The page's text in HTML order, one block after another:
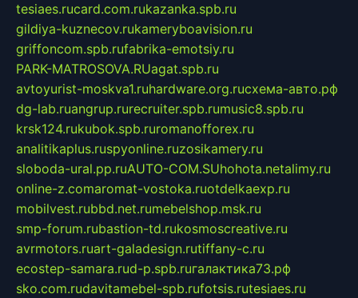
tesiaes.rucard.com.rukazanka.spb.ru
gildiya-kuznecov.rukameryboavision.ru
griffoncom.spb.rufabrika-emotsiy.ru
PARK-MATROSOVA.RUagat.spb.ru
avtoyurist-moskva1.ruhardware.org.ruсхема-авто.рф
dg-lab.ruangrup.rurecruiter.spb.rumusic8.spb.ru
krsk124.rukubok.spb.ruromanofforex.ru
analitikaplus.ruspyonline.ruzosikamery.ru
sloboda-ural.pp.ruAUTO-COM.SUhohota.netalimy.ru
online-z.comaromat-vostoka.ruotdelkaexp.ru
mobilvest.rubbd.net.rumebelshop.msk.ru
smp-forum.rubastion-td.rukosmoscreative.ru
avrmotors.ruart-galadesign.rutiffany-c.ru
ecostep-samara.rud-p.spb.ruгалактика73.рф
sko.com.rudavitamebel-spb.rufotsis.rutesiaes.ru